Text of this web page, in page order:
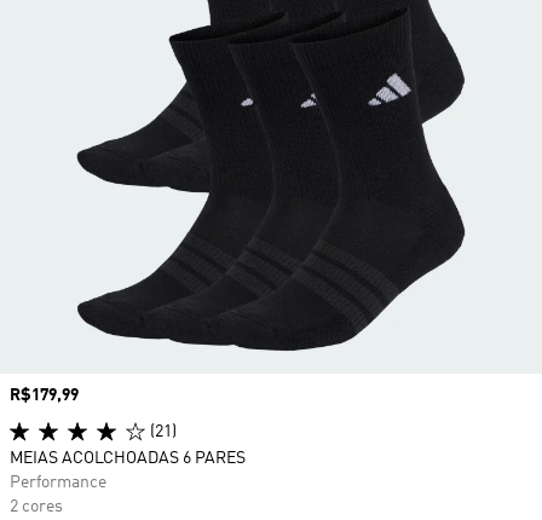
Preço
R$179,99
(21)
MEIAS ACOLCHOADAS 6 PARES
Performance
2 cores